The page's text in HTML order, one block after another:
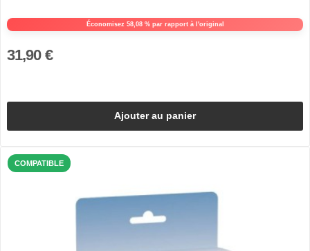
Économisez 58,08 % par rapport à l'original
31,90 €
Ajouter au panier
COMPATIBLE